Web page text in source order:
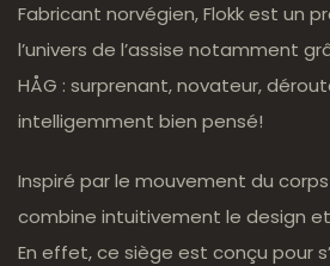
Fabricant norvégien, Flokk est un
l’univers de l’assise notamment
HÅG : surprenant, novateur,
intelligemment bien pensé!
Inspiré par le mouvement du corps
combine intuitivement le design et
En effet, ce siège est conçu pour